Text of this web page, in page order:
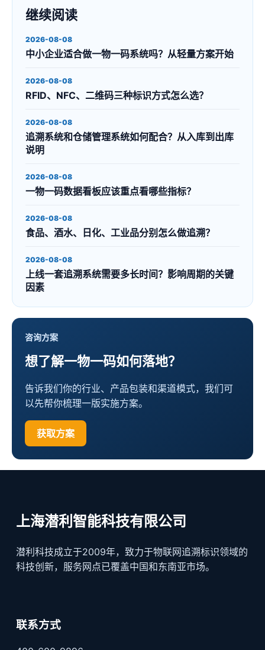
继续阅读
2026-08-08
中小企业适合做一物一码系统吗？从轻量方案开始
2026-08-08
RFID、NFC、二维码三种标识方式怎么选？
2026-08-08
追溯系统和仓储管理系统如何配合？从入库到出库
说明
2026-08-08
一物一码数据看板应该重点看哪些指标？
2026-08-08
食品、酒水、日化、工业品分别怎么做追溯？
2026-08-08
上线一套追溯系统需要多长时间？影响周期的关键
因素
咨询方案
想了解一物一码如何落地？
告诉我们你的行业、产品包装和渠道模式，我们可
以先帮你梳理一版实施方案。
获取方案
上海潜利智能科技有限公司
潜利科技成立于2009年，致力于物联网追溯标识领域的
科技创新，服务网点已覆盖中国和东南亚市场。
联系方式